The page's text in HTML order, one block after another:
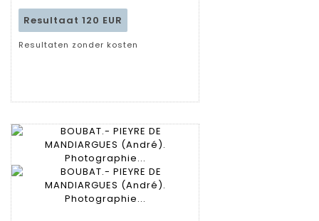
Resultaat 120 EUR
Resultaten zonder kosten